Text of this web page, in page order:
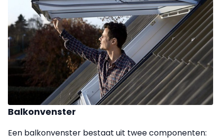
Balkonvenster
Een balkonvenster bestaat uit twee componenten: